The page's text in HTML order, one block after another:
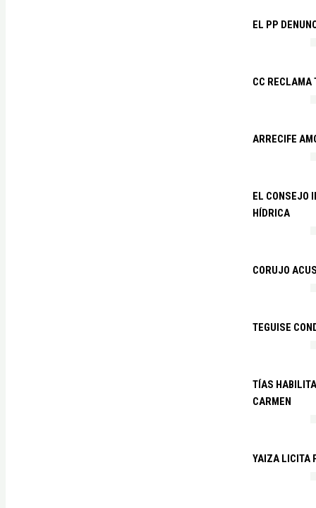
EL PP
CC RECLAMA
ARRECIFE
EL CONSEJO
HÍDRICA
CORUJO
TEGUISE
TÍAS
CARMEN
YAIZA LICITA